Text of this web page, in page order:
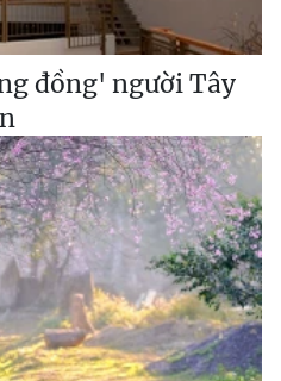
đồng' người Tây